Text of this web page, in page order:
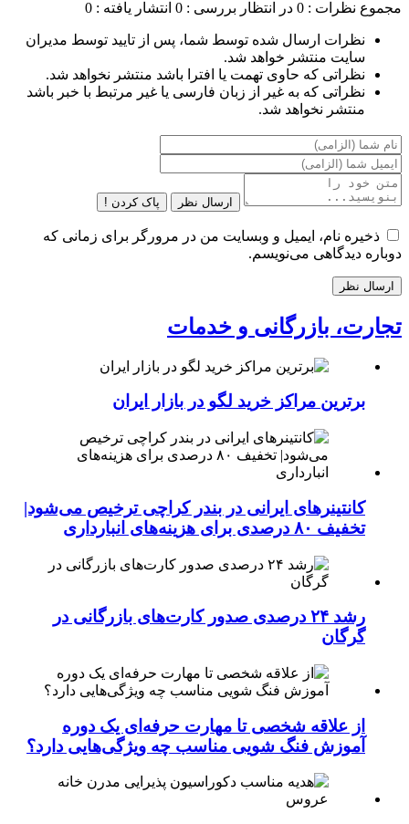
مجموع نظرات : 0 در انتظار بررسی : 0 انتشار یافته : 0
نظرات ارسال شده توسط شما، پس از تایید توسط مدیران
سایت منتشر خواهد شد.
نظراتی که حاوی تهمت یا افترا باشد منتشر نخواهد شد.
نظراتی که به غیر از زبان فارسی یا غیر مرتبط با خبر باشد
منتشر نخواهد شد.
ارسال نظر پاک کردن !
ذخیره نام، ایمیل و وبسایت من در مرورگر برای زمانی که
دوباره دیدگاهی می‌نویسم.
تجارت، بازرگانی و خدمات
برترین مراکز خرید لگو در بازار ایران
کانتینرهای ایرانی در بندر کراچی ترخیص می‌شود|
تخفیف ۸۰ درصدی برای هزینه‌های انبارداری
رشد ۲۴ درصدی صدور کارت‌های بازرگانی در
گرگان
از علاقه شخصی تا مهارت حرفه‌ای یک دوره
آموزش فنگ شویی مناسب چه ویژگی‌هایی دارد؟